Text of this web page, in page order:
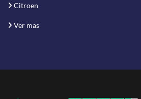
Citroen
Ver mas